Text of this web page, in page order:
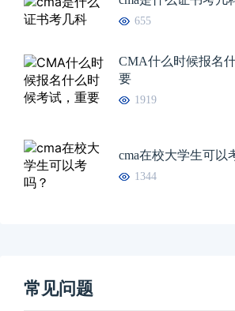
655
CMA什么时候报名
要
1919
cma在校大学生可以
1344
常见问题